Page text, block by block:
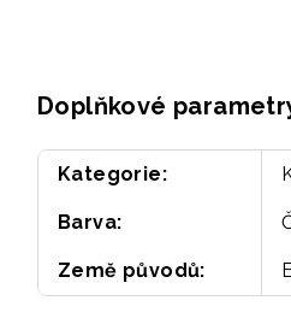
Doplňkové
Kategorie:
Barva:
Země původů: